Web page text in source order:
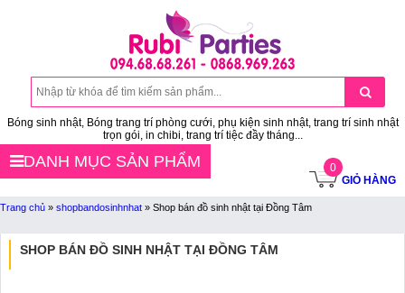
Bóng sinh nhật, Bóng trang trí phòng cưới, phụ kiện sinh nhật, trang trí sinh nhật
trọn gói, in chibi, trang trí tiệc đầy tháng...
0
GIỎ HÀNG
DANH MỤC SẢN PHẨM
Trang chủ » shopbandosinhnhat » Shop bán đồ sinh nhật tại Đồng Tâm
SHOP BÁN ĐỒ SINH NHẬT TẠI ĐỒNG TÂM